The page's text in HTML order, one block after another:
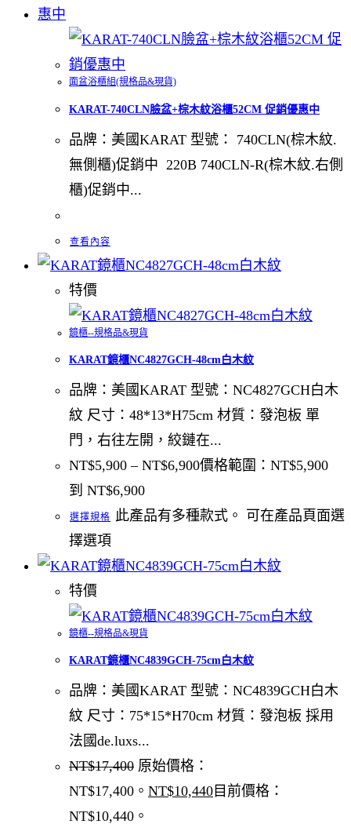
面盆浴櫃組(規格品&現貨)
KARAT-740CLN臉盆+棕木紋浴櫃52CM 促銷優惠中
品牌：美國KARAT 型號： 740CLN(棕木紋.
無側櫃)促銷中 220B 740CLN-R(棕木紋.右側
櫃)促銷中...
查看內容
特價
鏡櫃--規格品&現貨
KARAT鏡櫃NC4827GCH-48cm白木紋
品牌：美國KARAT 型號：NC4827GCH白木
紋 尺寸：48*13*H75cm 材質：發泡板 單
門，右往左開，絞鏈在...
NT$5,900 – NT$6,900價格範圍：NT$5,900
到 NT$6,900
選擇規格
此產品有多種款式。 可在產品頁面選
擇選項
特價
鏡櫃--規格品&現貨
KARAT鏡櫃NC4839GCH-75cm白木紋
品牌：美國KARAT 型號：NC4839GCH白木
紋 尺寸：75*15*H70cm 材質：發泡板 採用
法國de.luxs...
NT$17,400 原始價格：
NT$17,400。 NT$10,440 目前價格：
NT$10,440。